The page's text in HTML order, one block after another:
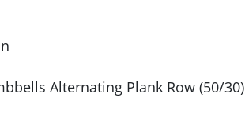
Alternating Plank Row (50/30)